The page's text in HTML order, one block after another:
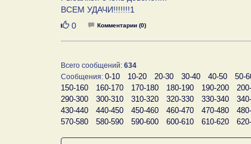
ВСЕМ УДАЧИ!!!!!!!1
Нравится
0 Комментарии (0)
Всего сообщений: 634
Сообщения: 0-10 10-20 20-30 30-40 40-50 50-
150-160
160-170 170-180 180-190 190-200
290-300
300-310 310-320 320-330 330-340
430-440
440-450 450-460 460-470 470-480
570-580
580-590 590-600 600-610 610-620